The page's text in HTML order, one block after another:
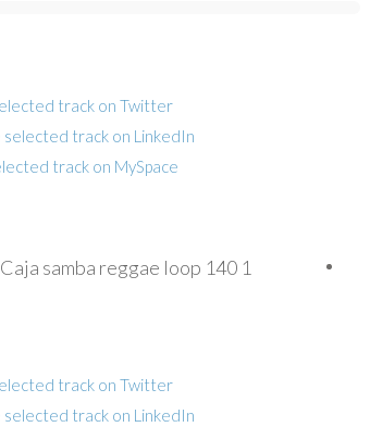
Caja samba reggae loop 140 1